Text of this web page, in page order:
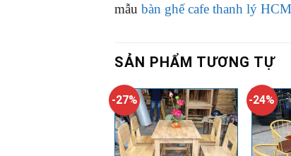
mẫu bàn ghế cafe thanh lý HCM
SẢN PHẨM TƯƠNG TỰ
-27% -24%